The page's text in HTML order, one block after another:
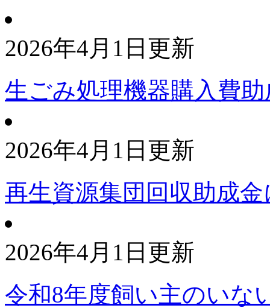
2026年4月1日更新
生ごみ処理機器購入費
2026年4月1日更新
再生資源集団回収助成
2026年4月1日更新
令和8年度飼い主のいな